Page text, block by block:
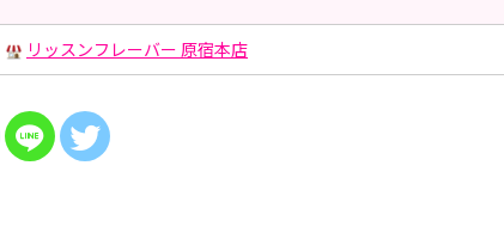
リッスンフレーバー 原宿本店